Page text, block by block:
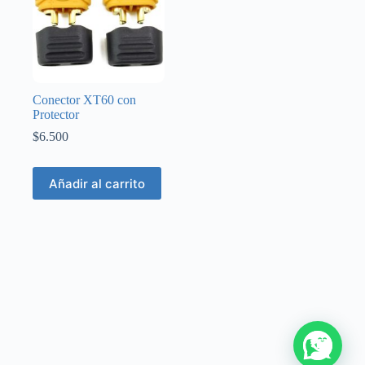
Conector XT60 con
Protector
$6.500
Añadir al carrito